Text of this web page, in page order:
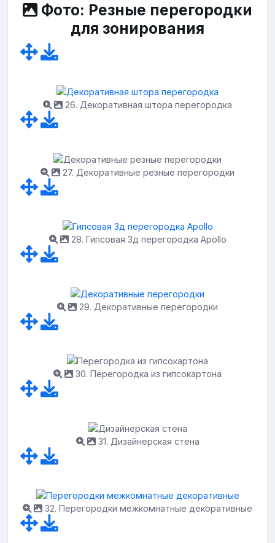
Фото: Резные перегородки
для зонирования
26. Декоративная штора перегородка
27. Декоративные резные перегородки
28. Гипсовая 3д перегородка Apollo
29. Декоративные перегородки
30. Перегородка из гипсокартона
31. Дизайнерская стена
32. Перегородки межкомнатные декоративные